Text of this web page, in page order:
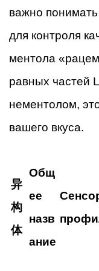
важно
для контроля
ментола
равных частей
нементолом,
вашего вкуса.
异
构
体
Общ
ее
назв
ание